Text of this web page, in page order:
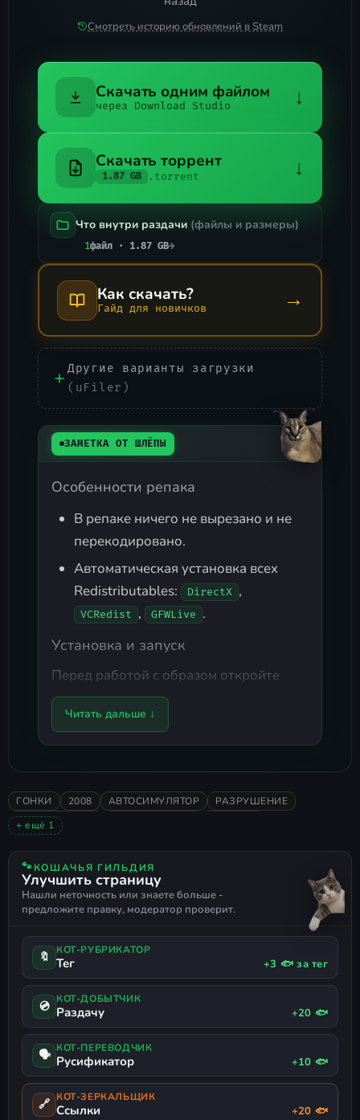
Смотреть историю обновлений в Steam
Скачать одним файлом
через Download Studio ↓
Скачать торрент
1.87 GB .torrent ↓
Что внутри раздачи (файлы и размеры)
1файл · 1.87 GB→
Как скачать?
Гайд для новичков →
Другие варианты загрузки
(uFiler)
ЗАМЕТКА ОТ ШЛЁПЫ
Особенности репака
В репаке ничего не вырезано и не
перекодировано.
Автоматическая установка всех
Redistributables:
DirectX ,
VCRedist , GFWLive .
Установка и запуск
Перед работой с образом откройте
инструкцию по монтированию:
смонтировать образ (будет открыта в
новом окне).
Скачайте папку в любое место, где в
пути к ней нет кириллицы.
Запустите и играйте.
Важно: путь к папке с игрой лучше
держать без кириллицы.
Читать дальше ↓
ГОНКИ 2008 АВТОСИМУЛЯТОР
РАЗРУШЕНИЕ
БОЕВЫЕ ГОНКИ
+ ещё 1
🐾КОШАЧЬЯ ГИЛЬДИЯ
Улучшить страницу
Нашли неточность или знаете больше -
предложите правку, модератор проверит.
🔖 КОТ-РУБРИКАТОР
Тег +3 🐟 за тег
💿 КОТ-ДОБЫТЧИК
Раздачу +20 🐟
🗣 КОТ-ПЕРЕВОДЧИК
Русификатор +10 🐟
🔗 КОТ-ЗЕРКАЛЬЩИК
Ссылки +20 🐟